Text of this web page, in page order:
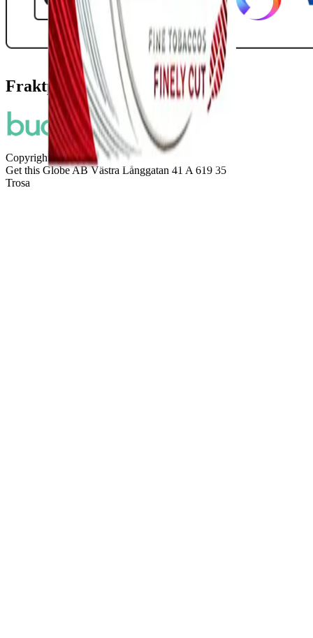
Fraktpartners
Copyright © 2026Snuset.se
Get this Globe AB Västra Långgatan 41 A 619 35
Trosa